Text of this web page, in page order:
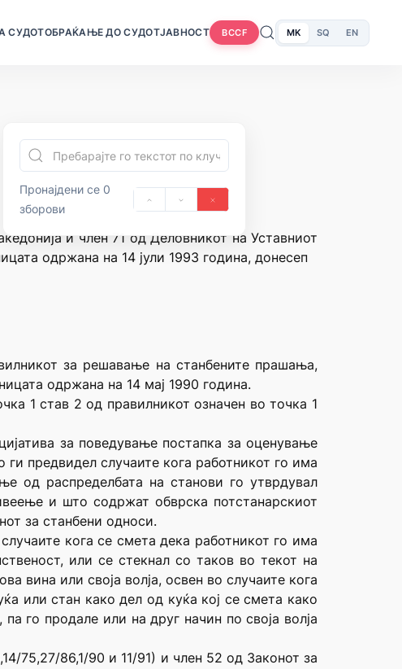
СУДОТОБРАЌАЊЕ ДО СУДОТЈАВНОСТ BCCF MK SQ EN
Пронајдени се 0
зборови
и член 71 од Деловникот на Уставниот
одржана на 14 јули 1993 година, донесеп
за решавање на станбените прашања,
одржана на 14 мај 1990 година.
1 став 2 од правилникот означен во точка 1
за поведување постапка за оценување
предвидел случаите кога работникот го има
од распределбата на станови го утврдувал
и што содржат обврска потстанарскиот
за станбени односи.
кога се смета дека работникот го има
или се стекнал со таков во текот на
вина или своја волја, освен во случаите кога
или стан како дел од куќа кој се смета како
го продале или на друг начин по своја волја
75,27/86,1/90 и 11/91) и член 52 од Законот за